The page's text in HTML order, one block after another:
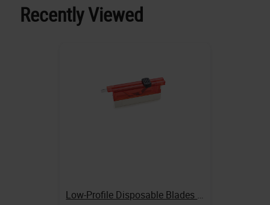
Recently Viewed
Low-Profile Disposable Blades DB80LS